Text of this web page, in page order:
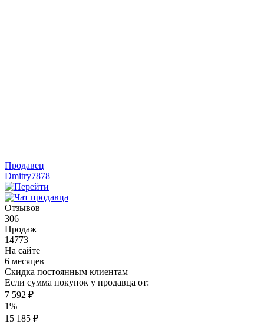
Продавец
Dmitry7878
Отзывов
306
Продаж
14773
На сайте
6 месяцев
Скидка постоянным клиентам
Если сумма покупок у продавца от:
7 592 ₽
1%
15 185 ₽